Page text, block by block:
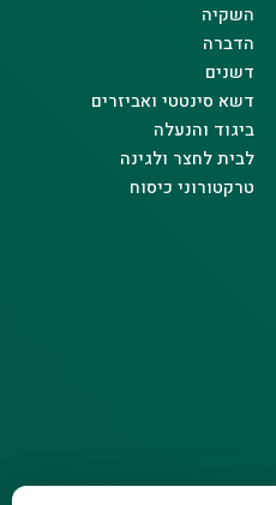
השקיה
הדברה
דשנים
דשא סינטטי ואביזרים
ביגוד והנעלה
לבית לחצר ולגינה
טרקטורוני כיסוח